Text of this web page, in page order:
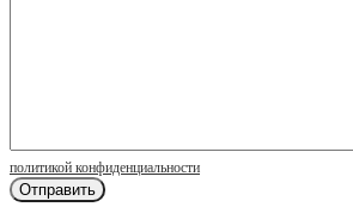
политикой конфиденциальности